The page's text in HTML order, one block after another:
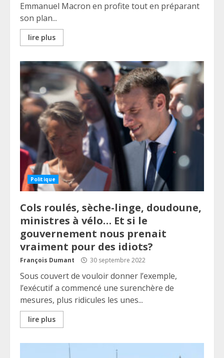
Emmanuel Macron en profite tout en préparant
son plan...
lire plus
Politique
Cols roulés, sèche-linge, doudoune,
ministres à vélo… Et si le
gouvernement nous prenait
vraiment pour des idiots?
François Dumant 30 septembre 2022
Sous couvert de vouloir donner l’exemple,
l’exécutif a commencé une surenchère de
mesures, plus ridicules les unes...
lire plus